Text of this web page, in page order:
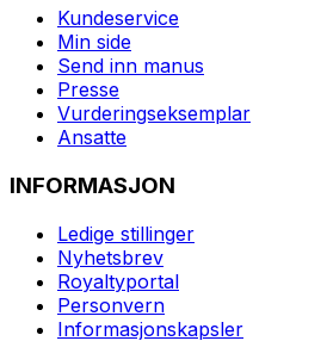
Kundeservice
Min side
Send inn manus
Presse
Vurderingseksemplar
Ansatte
INFORMASJON
Ledige stillinger
Nyhetsbrev
Royaltyportal
Personvern
Informasjonskapsler